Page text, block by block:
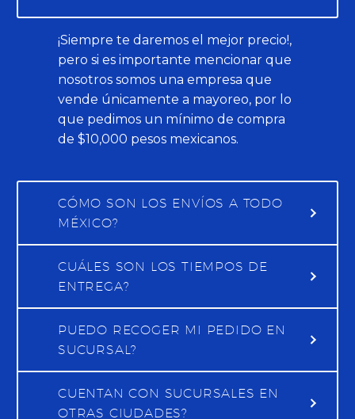
¡Siempre te daremos el mejor precio!,
pero si es importante mencionar que
nosotros somos una empresa que
vende únicamente a mayoreo, por lo
que pedimos un mínimo de compra
de $10,000 pesos mexicanos.
CÓMO SON LOS ENVÍOS A TODO
MÉXICO?
CUÁLES SON LOS TIEMPOS DE
ENTREGA?
PUEDO RECOGER MI PEDIDO EN
SUCURSAL?
CUENTAN CON SUCURSALES EN
OTRAS CIUDADES?